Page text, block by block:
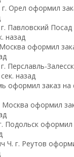
Орел оформил
Павловский
назад
оформил
Перславль-
назад
оформил заказ на
оформил
Подольск оформил
Ч. г. Реутов